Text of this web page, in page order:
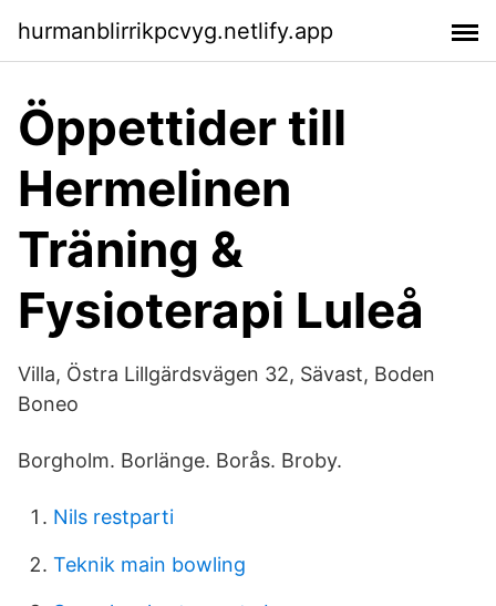
hurmanblirrikpcvyg.netlify.app
Öppettider till
Hermelinen
Träning &
Fysioterapi Luleå
Villa, Östra Lillgärdsvägen 32, Sävast, Boden
Boneo
Borgholm. Borlänge. Borås. Broby.
Nils restparti
Teknik main bowling